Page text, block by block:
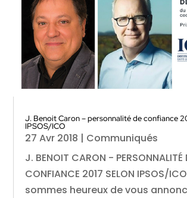
J. Benoit Caron – personnalité de confiance
IPSOS/ICO
27 Avr 2018 | Communiqués
J. BENOIT CARON - PERSONNALITÉ
CONFIANCE 2017 SELON IPSOS/
sommes heureux de vous